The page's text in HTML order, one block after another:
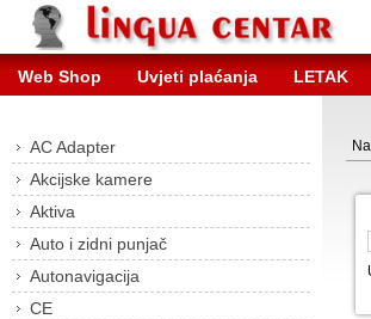
Web Shop Uvjeti plaćanja LETAK
AC Adapter
Akcijske kamere
Aktiva
Auto i zidni punjač
Autonavigacija
CE